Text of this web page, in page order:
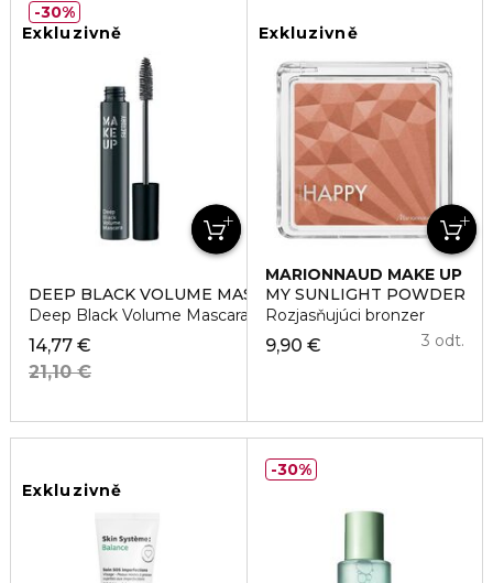
Exkluzivně
DEEP BLACK VOLUME MASCARA
Deep Black Volume Mascara Maskara
14,77 €
21,10 €
30%
Exkluzivně
MARIONNAUD MAKE UP
MY SUNLIGHT POWDER
Rozjasňujúci bronzer
9,90 € 3 odt.
Exkluzivně
30%